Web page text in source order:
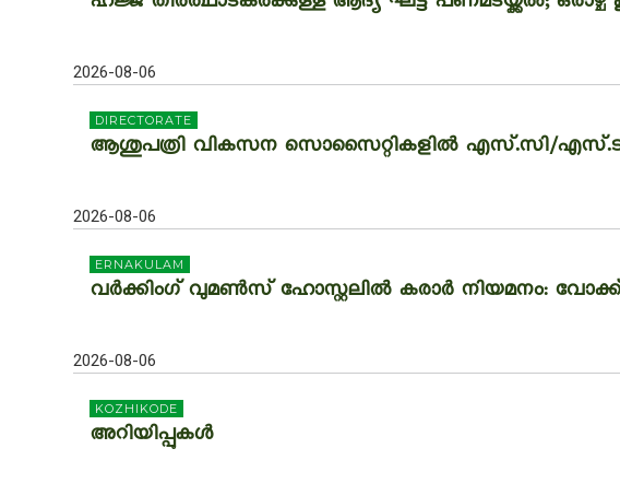
2026-08-06
DIRECTORATE
ആശുപത്രി വികസന സൊസൈറ്റികളിൽ എസ്.സി/എസ്.ടി,
2026-08-06
ERNAKULAM
വർക്കിംഗ് വുമൺസ് ഹോസ്റ്റലിൽ കരാർ നിയമനം:
2026-08-06
KOZHIKODE
അറിയിപ്പുകള്‍